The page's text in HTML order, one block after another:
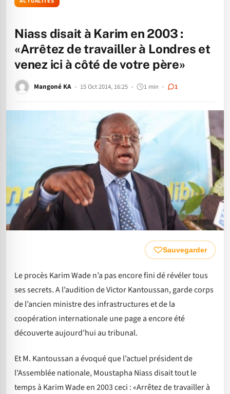
Niass disait à Karim en 2003 :
«Arrêtez de travailler à Londres et
venez ici à côté de votre père»
Mangoné KA 15 Oct 2014, 16:25 1 min 1
Sauvegarder
Le procès Karim Wade n’a pas encore fini dé révéler tous
ses secrets. A l’audition de Victor Kantoussan, garde corps
de l’ancien ministre des infrastructures et de la
coopération internationale une page a encore été
découverte aujourd’hui au tribunal.
Et M. Kantoussan a évoqué que l’actuel président de
l’Assemblée nationale, Moustapha Niass disait tout le
temps à Karim Wade en 2003 ceci : «Arrêtez de travailler à